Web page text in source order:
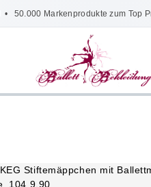
• 50.000 Markenprodukte zum Top